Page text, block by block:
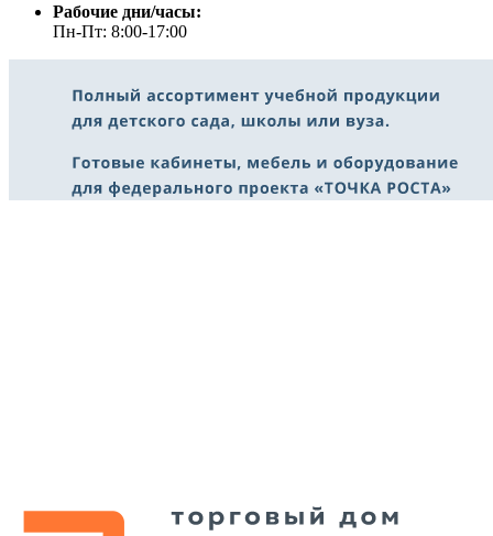
Рабочие дни/часы:
Пн-Пт: 8:00-17:00